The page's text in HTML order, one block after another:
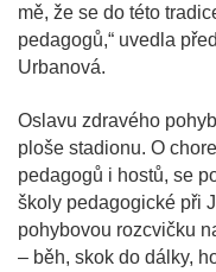
mě, že se do této
pedagogů,“ uvedla
Urbanová.
Oslavu zdravého
ploše stadionu. O
pedagogů i hostů, se
školy pedagogické při
pohybovou rozcvičku
– běh, skok do dálky,